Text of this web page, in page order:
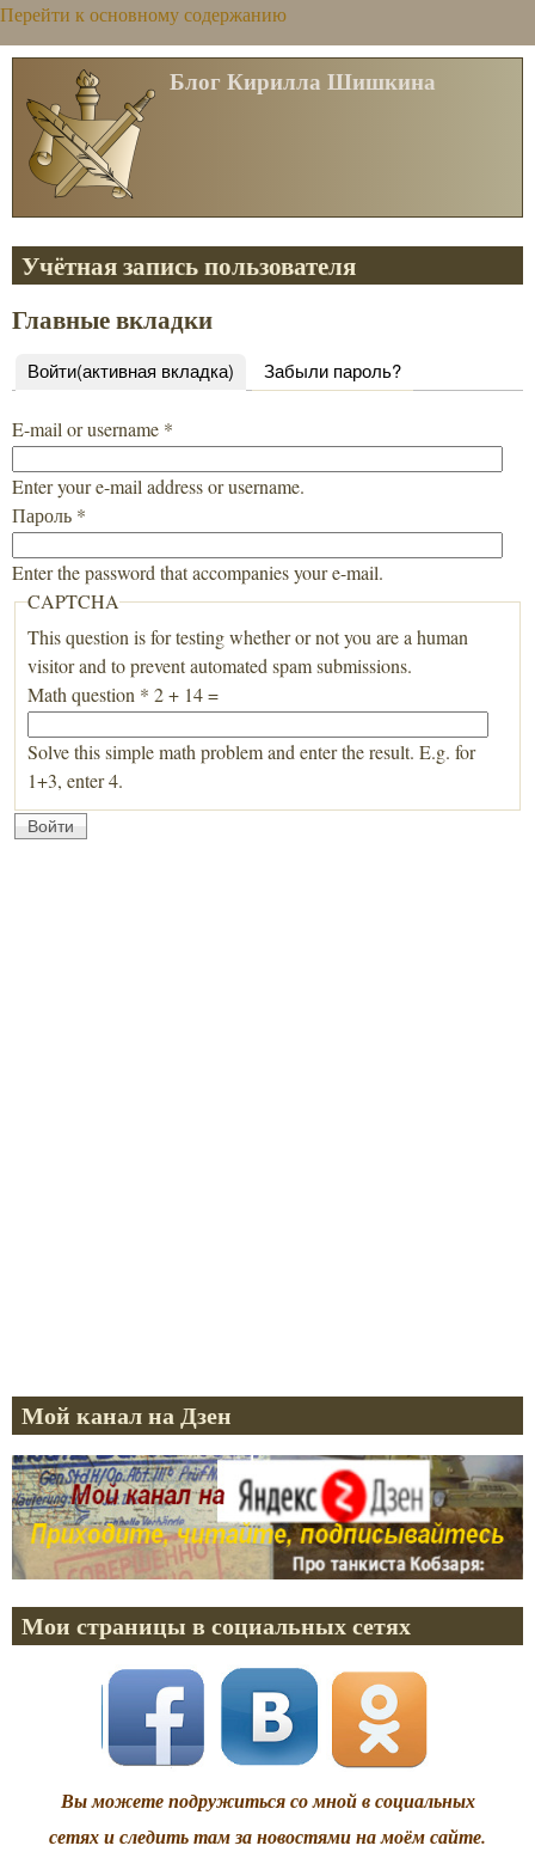
Перейти к основному содержанию
Блог Кирилла Шишкина
Учётная запись пользователя
Главные вкладки
Войти(активная вкладка) Забыли пароль?
E-mail or username *
Enter your e-mail address or username.
Пароль *
Enter the password that accompanies your e-mail.
CAPTCHA
This question is for testing whether or not you are a human
visitor and to prevent automated spam submissions.
Math question * 2 + 14 =
Solve this simple math problem and enter the result. E.g. for
1+3, enter 4.
Мой канал на Дзен
Мои страницы в социальных сетях
Вы можете подружиться со мной в социальных
сетях и следить там за новостями на моём сайте.